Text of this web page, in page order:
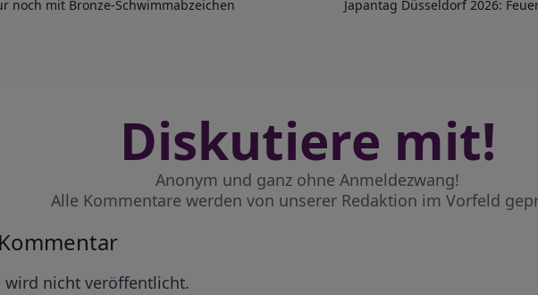
noch mit Bronze-Schwimmabzeichen
Japantag Düsseldorf 2026:
Diskutiere mit!
Anonym und ganz ohne Anmeldezwang!
Alle Kommentare werden von unserer Redaktion im Vorfeld
wird nicht veröffentlicht.